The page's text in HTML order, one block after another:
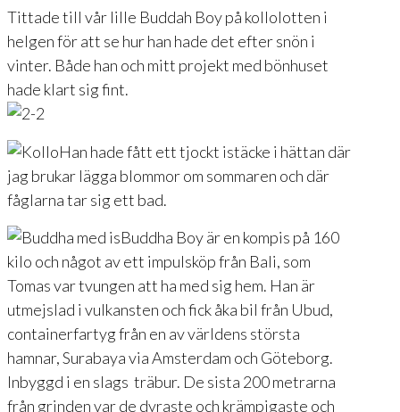
Tittade till vår lille Buddah Boy på kollolotten i
helgen för att se hur han hade det efter snön i
vinter. Både han och mitt projekt med bönhuset
hade klart sig fint.
Han hade fått ett tjockt istäcke i hättan där
jag brukar lägga blommor om sommaren och där
fåglarna tar sig ett bad.
Buddha Boy är en kompis på 160
kilo och något av ett impulsköp från Bali, som
Tomas var tvungen att ha med sig hem. Han är
utmejslad i vulkansten och fick åka bil från Ubud,
containerfartyg från en av världens största
hamnar, Surabaya via Amsterdam och Göteborg.
Inbyggd i en slags träbur. De sista 200 metrarna
från grinden var de dyraste och krämpigaste och